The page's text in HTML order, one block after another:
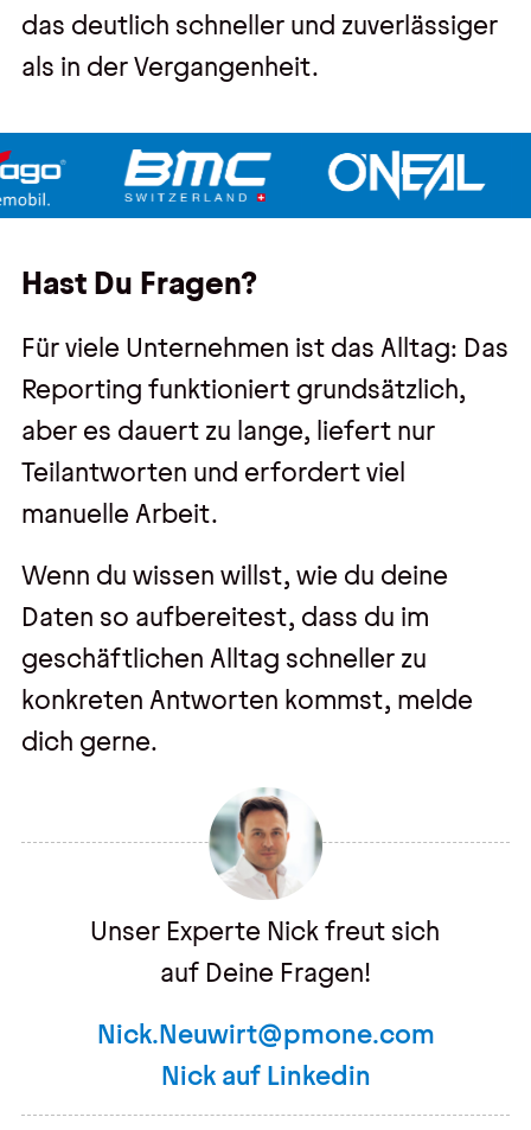
das deutlich schneller und zuverlässiger
als in der Vergangenheit.
Hast Du Fragen?
Für viele Unternehmen ist das Alltag: Das
Reporting funktioniert grundsätzlich,
aber es dauert zu lange, liefert nur
Teilantworten und erfordert viel
manuelle Arbeit.
Wenn du wissen willst, wie du deine
Daten so aufbereitest, dass du im
geschäftlichen Alltag schneller zu
konkreten Antworten kommst, melde
dich gerne.
Unser Experte Nick freut sich
auf Deine Fragen!
Nick.Neuwirt@pmone.com
Nick auf Linkedin